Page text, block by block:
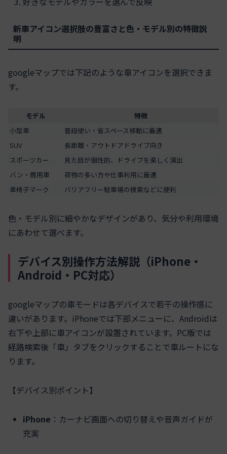
新車アイコン選択肢の豊富さと色・モデル別の特徴説
明
googleマップでは下記のような車アイコンを選択できま
す。
モデル
特徴
小型車
普段使い・省スペース移動に最適
SUV
長距離・アウトドアドライブ向き
スポーツカー
見た目が個性的、ドライブを楽しく演出
バン・商用車
荷物の多い方や仕事利用に最適
車椅子マーク
バリアフリー駐車場の検索などに便利
色・モデル別に細やかなデザインがあり、気分や利用環境
にあわせて選べます。
デバイス別操作方法解説（iPhone・
Android・PC対応）
googleマップの車モードは各デバイスで若干の操作感に
違いがあります。iPhoneでは下部メニューに、Androidは
右下や上部に車アイコンが設置されています。PC版では
経路検索後「車」タブをクリックすることで車ルートにな
ります。
【デバイス別ポイント】
iPhone ：カーナビ画面への切り替えや音声ガイドが
充実